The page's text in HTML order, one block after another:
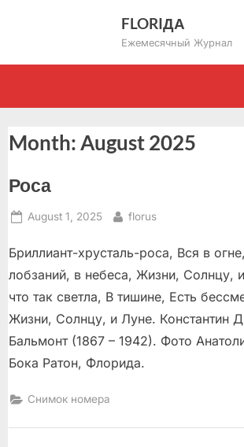
FLORIДА
Ежемесячный Журнал
Month:August 2025
Роса
Posted
August 1, 2025 By
florus
Бриллиант-хрусталь-роса, Вся в
лобзаний, в небеса, Жизни, Солнцу,
что так светла, В тишине, Есть
Жизни, Солнцу, и Луне. Константин
Бальмонт (1867 – 1942). Фото
Бока Ратон, Флорида.
Снимок номера